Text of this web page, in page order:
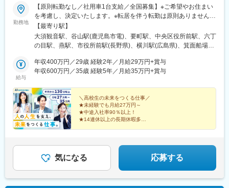
横川駅、谷町四丁目駅、舟入幸町駅、大小路駅、亀戸駅、中津駅
(地下鉄)、六本木一丁目駅、ＪＲ難波駅、観月橋駅、海老江駅、中
之島駅、なにわ橋駅、甘木駅(甘木鉄道線)、住之江公園駅、上前津
駅、久屋大通駅、平沼橋駅、国道駅、蒔田駅、赤羽岩淵駅、セン
ター北駅、勾当台公園駅、本笠寺駅、自由ケ丘駅(愛知県)、出島
日吉町駅、新浜松駅、名鉄名古屋駅、梅田駅(地下鉄)、富山駅、京
都河原町駅、三ノ宮駅、西川緑道公園駅、銀山町駅、西鉄福岡
麻布十番駅、大国町駅、桃山御陵前駅、野田駅(阪神線)、肥後橋
駅、北浜駅(大阪府)、伏見駅(愛知県)、西横浜駅、龍谷富山高校
前、五島町駅
勤務地
【原則転勤なし／社用車1台支給／全国募集】※ご希望やお住まい
を考慮し、決定いたします。※転居を伴う転勤は原則ありません。
※出社が一切必要ない拠点もございます。※直行・直帰可【北海道
エリア】：北海道【東北エリア】★積極採用中：宮城県／福島
県 【甲信越エリア】★長野で積極採用中：新潟県／長野県
／茨城県／神奈川県 【東海エリア】★名古屋で積極採用中：愛
知県／岐阜県／三重県／静岡県 【北陸エリア】★石川・福井で
積極採用中：大阪府／京都府／兵庫県／滋賀県／奈良県【中国エ
リア】★広島で積極採用中：広島県／岡山県／島根県／鳥取県
【四国エリア】：香川県／徳島県／高知県【九州エリア】★鹿児
島で積極採用中：福岡県／宮崎県／鹿児島県／沖縄県 ※受動喫煙
対策あり
【最寄り駅】
大須観音駅、谷山駅(鹿児島市電)、要町駅、中央区役所前駅、六丁
の目駅、燕駅、市役所前駅(長野県)、横川駅(広島県)、箕面船場阪
駅、春日川駅、東比恵駅、西８丁目駅、三滝駅
給与
年収400万円／29歳 経験2年／月給29万円+賞与
年収600万円／35歳 経験5年／月給35万円+賞与
＼高校生の未来をつくる仕事／
★未経験でも月給27万円～
★中途入社率90％以上！
★14連休以上の長期休暇多数
気になる 応募する